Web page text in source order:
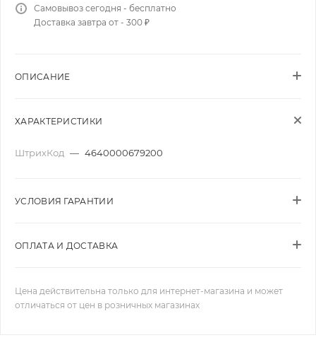
Самовывоз сегодня - бесплатно
Доставка завтра от - 300 ₽
ОПИСАНИЕ
ХАРАКТЕРИСТИКИ
ШтрихКод — 4640000679200
УСЛОВИЯ ГАРАНТИИ
ОПЛАТА И ДОСТАВКА
Цена действительна только для интернет-магазина и может
отличаться от цен в розничных магазинах